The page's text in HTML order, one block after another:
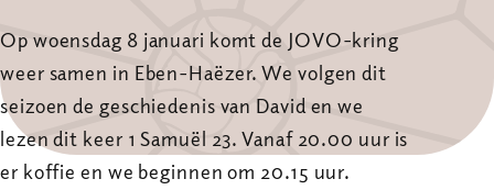
Op woensdag 8 januari komt de JOVO-kring
weer samen in Eben-Haëzer. We volgen dit
seizoen de geschiedenis van David en we
lezen dit keer 1 Samuël 23. Vanaf 20.00 uur is
er koffie en we beginnen om 20.15 uur.